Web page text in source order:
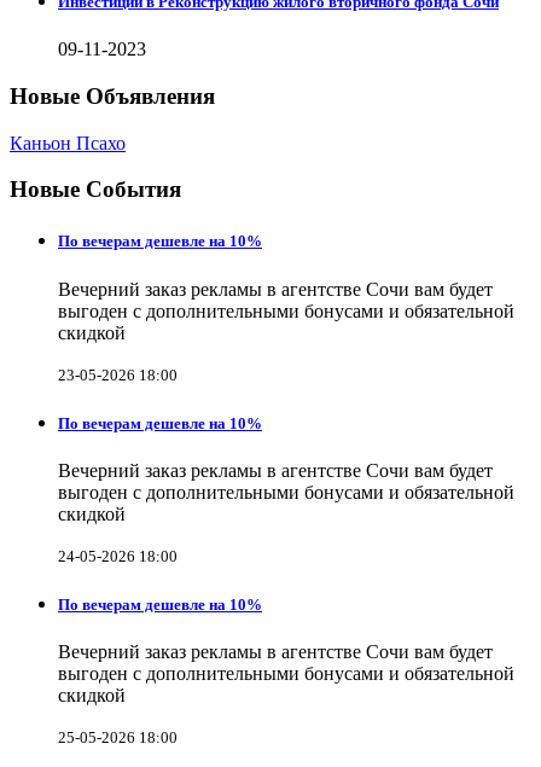
09-11-2023
Новые Объявления
Каньон Псахо
Новые События
По вечерам дешевле на 10%
Вечерний заказ рекламы в агентстве Сочи вам будет
выгоден с дополнительными бонусами и обязательной
скидкой
23-05-2026 18:00
По вечерам дешевле на 10%
Вечерний заказ рекламы в агентстве Сочи вам будет
выгоден с дополнительными бонусами и обязательной
скидкой
24-05-2026 18:00
По вечерам дешевле на 10%
Вечерний заказ рекламы в агентстве Сочи вам будет
выгоден с дополнительными бонусами и обязательной
скидкой
25-05-2026 18:00